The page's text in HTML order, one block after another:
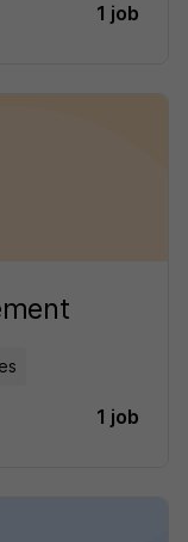
1 job
1 job